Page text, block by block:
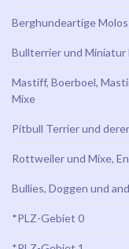
Berghundeartige
Bullterrier und
Mastiff, Boerboel,
Mixe
Pitbull Terrier und
Rottweiler und Mixe,
Bullies, Doggen und
*PLZ-Gebiet 0